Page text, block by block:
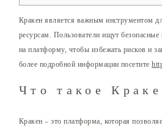
Кракен является важным инструментом
ресурсам. Пользователи ищут
на платформу, чтобы избежать рисков и
более подробной информации посетите
Что такое
Кракен – это платформа, которая